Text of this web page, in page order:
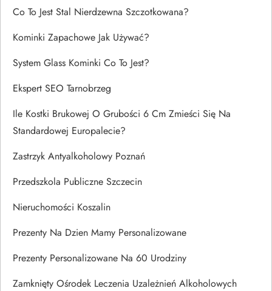
Co To Jest Stal Nierdzewna Szczotkowana?
Kominki Zapachowe Jak Używać?
System Glass Kominki Co To Jest?
Ekspert SEO Tarnobrzeg
Ile Kostki Brukowej O Grubości 6 Cm Zmieści Się Na
Standardowej Europalecie?
Zastrzyk Antyalkoholowy Poznań
Przedszkola Publiczne Szczecin
Nieruchomości Koszalin
Prezenty Na Dzien Mamy Personalizowane
Prezenty Personalizowane Na 60 Urodziny
Zamknięty Ośrodek Leczenia Uzależnień Alkoholowych